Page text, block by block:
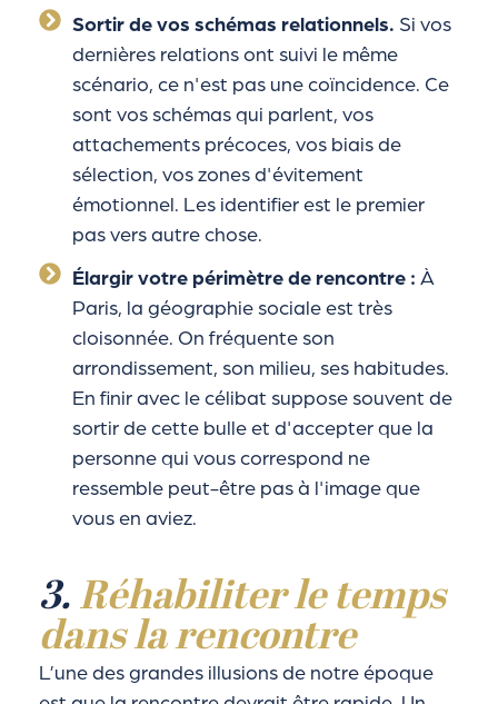
Sortir de vos schémas relationnels. Si vos
dernières relations ont suivi le même
scénario, ce n'est pas une coïncidence. Ce
sont vos schémas qui parlent, vos
attachements précoces, vos biais de
sélection, vos zones d'évitement
émotionnel. Les identifier est le premier
pas vers autre chose.
Élargir votre périmètre de rencontre : À
Paris, la géographie sociale est très
cloisonnée. On fréquente son
arrondissement, son milieu, ses habitudes.
En finir avec le célibat suppose souvent de
sortir de cette bulle et d'accepter que la
personne qui vous correspond ne
ressemble peut-être pas à l'image que
vous en aviez.
3.Réhabiliter le temps
dans la rencontre
L’une des grandes illusions de notre époque